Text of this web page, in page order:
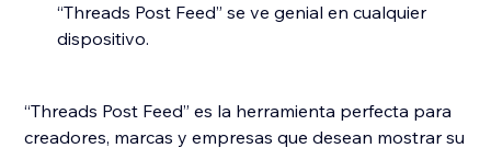
“Threads Post Feed” se ve genial en cualquier
dispositivo.
“Threads Post Feed” es la herramienta perfecta para
creadores, marcas y empresas que desean mostrar su